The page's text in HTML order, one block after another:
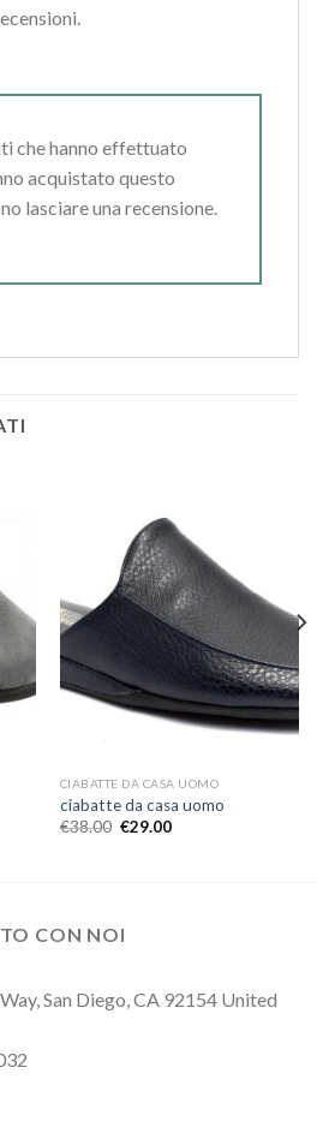
che hanno effettuato
acquistato questo
lasciare una recensione.
CIABATTE DA CASA UOMO
ciabatte da casa uomo
€38.00 €29.00
CON NOI
San Diego, CA 92154 United